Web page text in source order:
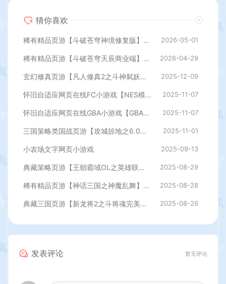
猜你喜欢
稀有精品页游【斗破苍穹神境修复版】最新整理单机一键即玩镜像端+Linux手工服务端+管理后台+详细搭建教程 2026-05-01
稀有精品页游【斗破苍穹天辰商业端】最新整理单机一键即玩镜像端+Linux手工服务端+管理后台+详细搭建教程 2026-04-29
玄幻修真页游【凡人修真2之斗神弑妖】最新整理WIN系服务端+GM工具+详细搭建教程+外网教程 2025-12-09
怀旧自适应网页在线FC小游戏【NES模拟器】最新整理WIN系服务端+Linux手工服务端+管理后台+支持手柄+存档 2025-11-07
怀旧自适应网页在线GBA小游戏【GBA模拟器】最新整理WIN系服务端+Linux手工服务端+管理后台+支持手柄+存档 2025-11-07
三国策略类国战页游【攻城掠地之6.0东吴大帝版】最新整理WIN系服务端+管理后台+详细外网教程 2025-11-01
小农场文字网页小游戏 2025-09-13
典藏策略页游【王朝霸域OL之英雄联盟】最新整理单机一键即玩镜像端+Linux手工服务端+充值后台+详细外网搭建教程 2025-08-29
稀有精品页游【神话三国之神魔乱舞】最新整理Win一键服务端+货币充值教程+假人播报+详细外网搭建教程 2025-08-28
典藏三国页游【新龙将2之斗将魂完美双绝四圣版】最新整理Win一键服务端+开区教程+加武将教程+充值教程+详细外网搭建教程 2025-08-26
发表评论 暂无评论